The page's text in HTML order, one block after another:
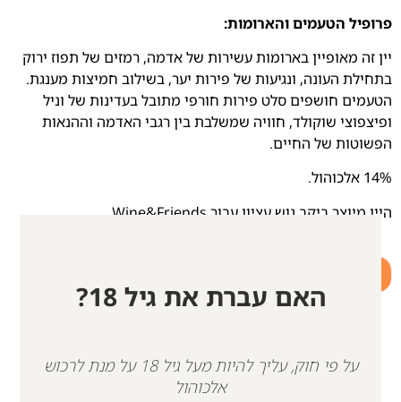
פרופיל הטעמים והארומות:
יין זה מאופיין בארומות עשירות של אדמה, רמזים של תפוז ירוק
בתחילת העונה, ונגיעות של פירות יער, בשילוב חמיצות מענגת.
הטעמים חושפים סלט פירות חורפי מתובל בעדינות של וניל
ופיצפוצי שוקולד, חוויה שמשלבת בין רגבי האדמה וההנאות
הפשוטות של החיים.
14% אלכוהול.
היין מיוצר ביקב גוש עציון עבור Wine&Friends.
הוספה לסל
האם עברת את גיל 18?
על פי חוק, עליך להיות מעל גיל 18 על מנת לרכוש
אלכוהול